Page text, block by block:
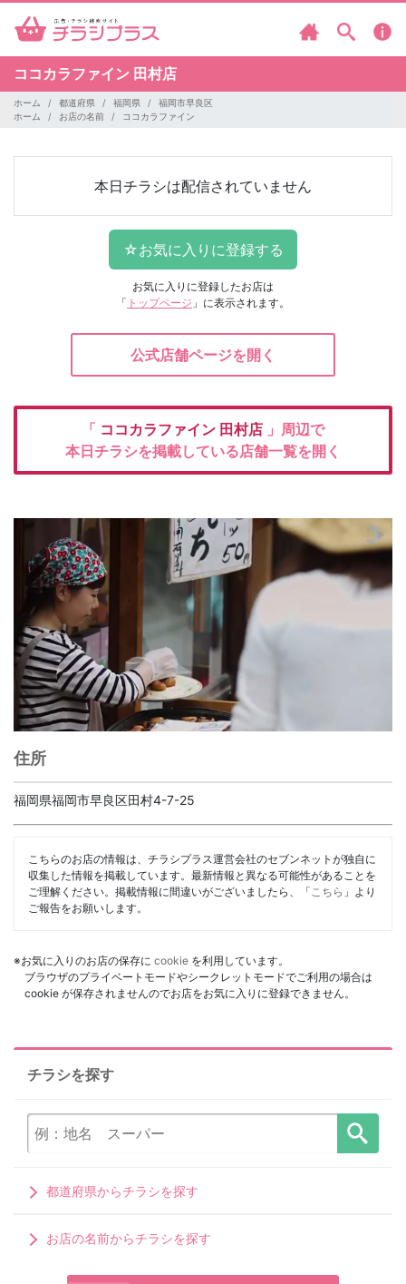
ココカラファイン 田村店
ホーム 都道府県 福岡県
福岡市早良区
ホーム
お店の名前 ココカラファイン
本日チラシは配信されていません
お気に入りに登録したお店は
「 トップページ 」に表示されます。
公式店舗ページを開く
「 ココカラファイン 田村店 」周辺で
本日チラシを掲載している店舗一覧を開く
住所
福岡県福岡市早良区田村4-7-25
こちらのお店の情報は、チラシプラス運営会社のセブンネットが独自に
収集した情報を掲載しています。最新情報と異なる可能性があることを
ご理解ください。掲載情報に間違いがございましたら、「 こちら 」より
ご報告をお願いします。
※お気に入りのお店の保存に cookie を利用しています。
ブラウザのプライベートモードやシークレットモードでご利用の場合は
cookie が保存されませんのでお店をお気に入りに登録できません。
チラシを探す
都道府県からチラシを探す
お店の名前からチラシを探す